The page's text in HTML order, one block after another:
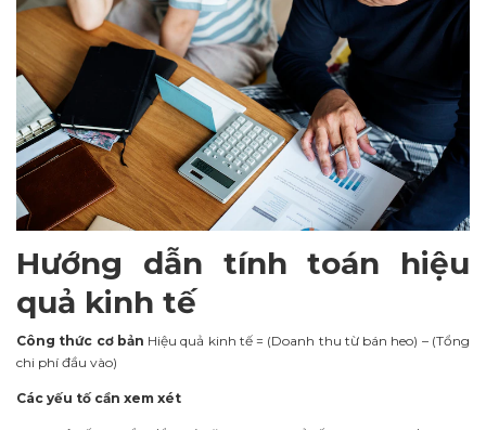
Hướng dẫn tính toán hiệu
quả kinh tế
Công thức cơ bản Hiệu quả kinh tế = (Doanh thu từ bán heo) – (Tổng
chi phí đầu vào)
Các yếu tố cần xem xét